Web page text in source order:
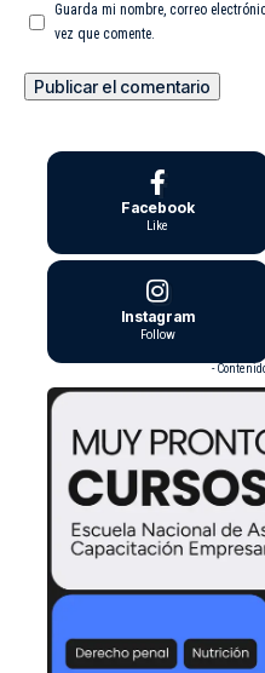
Guarda mi nombre, correo
vez que comente.
Facebook
Like
Instagram
Follow
-